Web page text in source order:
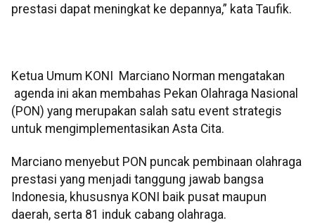
prestasi dapat meningkat ke depannya,” kata Taufik.
Ketua Umum KONI Marciano Norman mengatakan
agenda ini akan membahas Pekan Olahraga Nasional
(PON) yang merupakan salah satu event strategis
untuk mengimplementasikan Asta Cita.
Marciano menyebut PON puncak pembinaan olahraga
prestasi yang menjadi tanggung jawab bangsa
Indonesia, khususnya KONI baik pusat maupun
daerah, serta 81 induk cabang olahraga.